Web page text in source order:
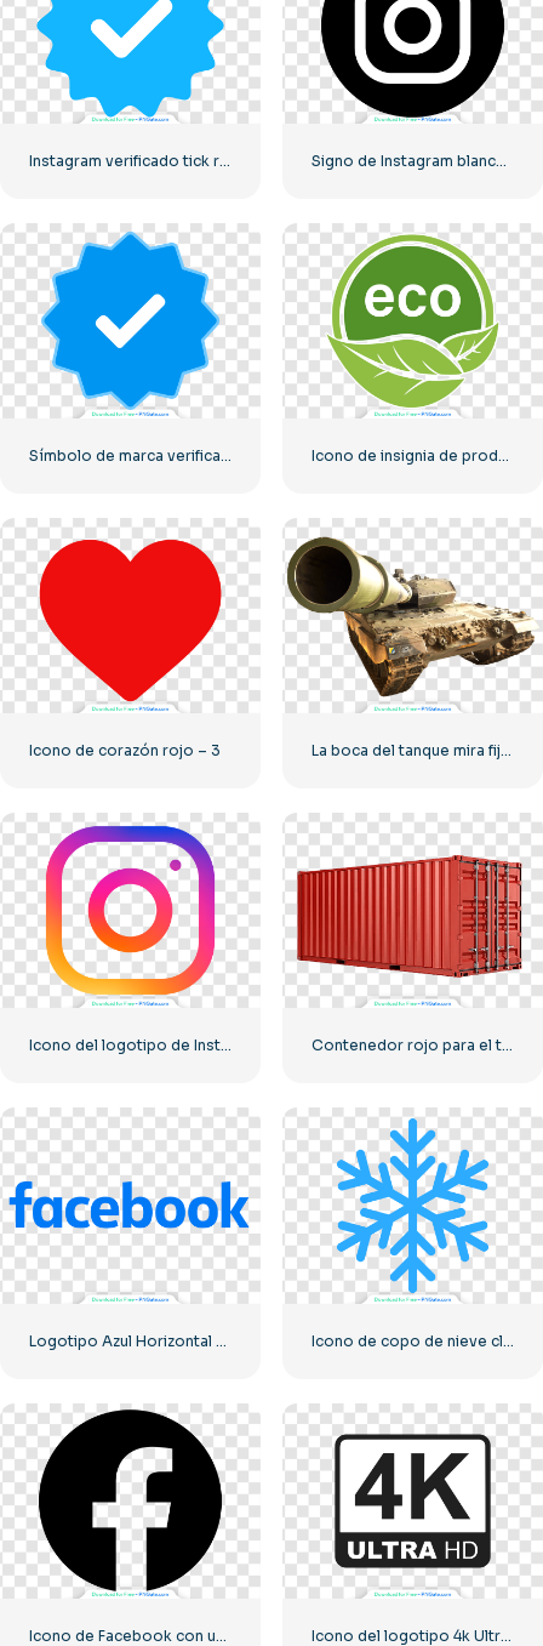
Signo de Instagram blanco en círculo negro
Icono de corazón rojo – 3 La boca del tanque mira fijamente a la cámara.
Icono del logotipo de Instagram lineal degradado Contenedor rojo para el transporte de mercancías por mar.
Icono de Facebook con un círculo negro Icono del logotipo 4k Ultra HD monocromo negro